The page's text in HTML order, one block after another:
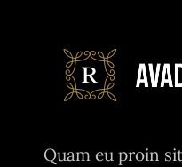
Quam eu proin